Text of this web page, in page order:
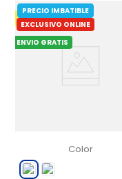
5% OFF
ENVIO GRATIS
PRECIO IMBATIBLE
EXCLUSIVO ONLINE
Color